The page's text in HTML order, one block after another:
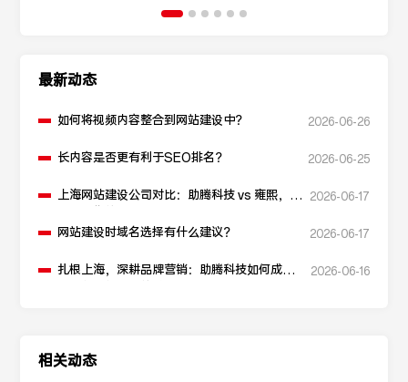
最新动态
如何将视频内容整合到网站建设中？ 2026-06-26
长内容是否更有利于SEO排名？ 2026-06-25
上海网站建设公司对比：助腾科技 vs 雍熙，如
2026-06-17
网站建设时域名选择有什么建议？ 2026-06-17
扎根上海，深耕品牌营销：助腾科技如何成为
2026-06-16
相关动态